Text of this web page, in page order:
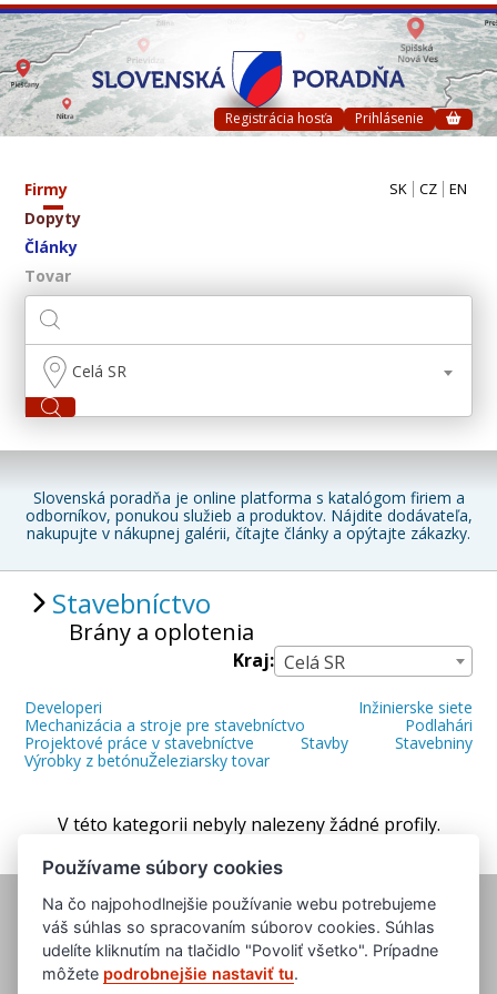
Registrácia hosťa Prihlásenie
Firmy
Dopyty
Články
Tovar
SK CZ EN
Celá SR
Slovenská poradňa je online platforma s katalógom firiem a
odborníkov, ponukou služieb a produktov. Nájdite dodávateľa,
nakupujte v nákupnej galérii, čítajte články a opýtajte zákazky.
Stavebníctvo
Brány a oplotenia
Kraj: Celá SR
Developeri
Inžinierske siete
Mechanizácia a stroje pre stavebníctvo
Podlahári
Projektové práce v stavebníctve
Stavby
Stavebniny
Výrobky z betónuŽeleziarsky tovar
V této kategorii nebyly nalezeny žádné profily.
Používame súbory cookies
Na čo najpohodlnejšie používanie webu potrebujeme
váš súhlas so spracovaním súborov cookies. Súhlas
udelíte kliknutím na tlačidlo "Povoliť všetko". Prípadne
môžete podrobnejšie nastaviť tu.